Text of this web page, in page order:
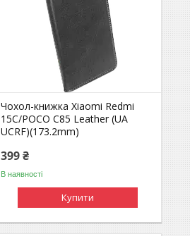
Чохол-книжка Xiaomi Redmi
15C/POCO C85 Leather (UA
UCRF)(173.2mm)
399 ₴
В наявності
Купити